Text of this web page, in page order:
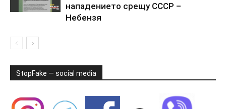
нападението срещу СССР –
Небензя
StopFake — social media